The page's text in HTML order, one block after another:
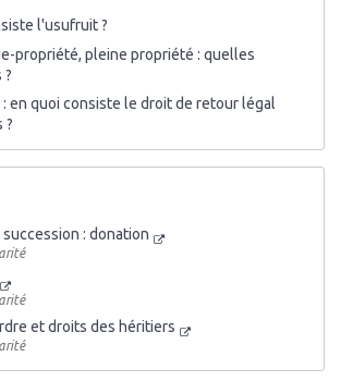
l'usufruit ?
propriété, pleine propriété : quelles
: en quoi consiste le droit de retour légal
?
succession : donation
et droits des héritiers